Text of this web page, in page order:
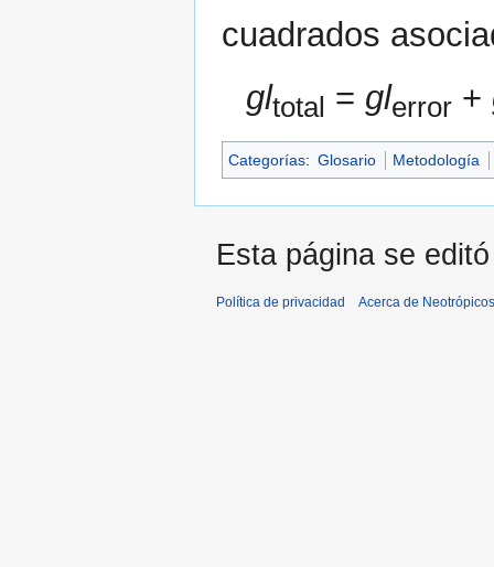
cuadrados
gltotal = glerror +
Categorías: Glosario Metodología
Esta página se
Política de privacidad Acerca de Neotrópicos